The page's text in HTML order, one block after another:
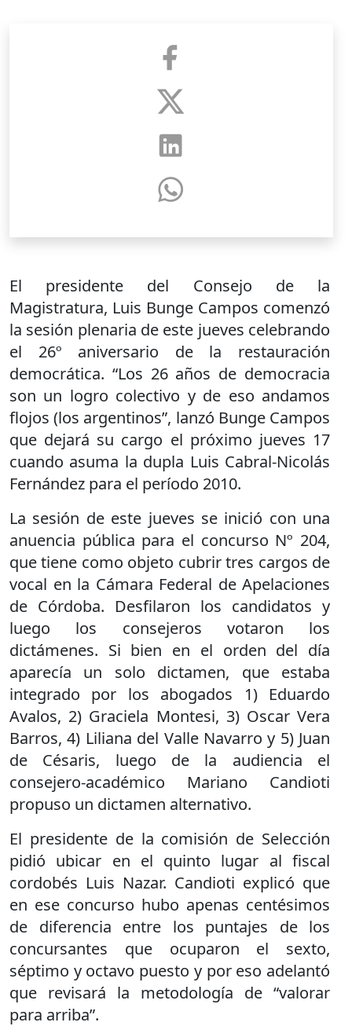
El presidente del Consejo de la
Magistratura, Luis Bunge Campos comenzó
la sesión plenaria de este jueves celebrando
el 26º aniversario de la restauración
democrática. “Los 26 años de democracia
son un logro colectivo y de eso andamos
flojos (los argentinos”, lanzó Bunge Campos
que dejará su cargo el próximo jueves 17
cuando asuma la dupla Luis Cabral-Nicolás
Fernández para el período 2010.
La sesión de este jueves se inició con una
anuencia pública para el concurso Nº 204,
que tiene como objeto cubrir tres cargos de
vocal en la Cámara Federal de Apelaciones
de Córdoba. Desfilaron los candidatos y
luego los consejeros votaron los
dictámenes. Si bien en el orden del día
aparecía un solo dictamen, que estaba
integrado por los abogados 1) Eduardo
Avalos, 2) Graciela Montesi, 3) Oscar Vera
Barros, 4) Liliana del Valle Navarro y 5) Juan
de Césaris, luego de la audiencia el
consejero-académico Mariano Candioti
propuso un dictamen alternativo.
El presidente de la comisión de Selección
pidió ubicar en el quinto lugar al fiscal
cordobés Luis Nazar. Candioti explicó que
en ese concurso hubo apenas centésimos
de diferencia entre los puntajes de los
concursantes que ocuparon el sexto,
séptimo y octavo puesto y por eso adelantó
que revisará la metodología de “valorar
para arriba”.